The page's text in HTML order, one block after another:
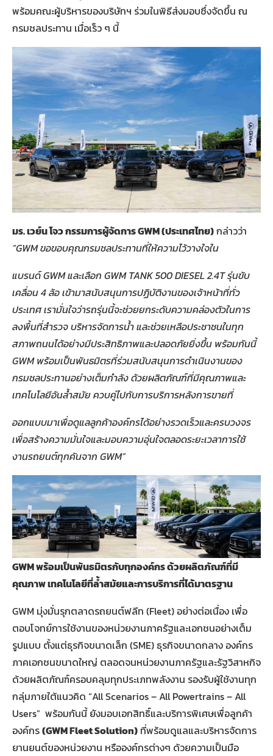
พร้อมคณะผู้บริหารของบริษัทฯ ร่วมในพิธีส่งมอบซึ่งจัดขึ้น ณ
กรมชลประทาน เมื่อเร็ว ๆ นี้
มร. เวย์น โจว กรรมการผู้จัดการGWM (ประเทศไทย)กล่าวว่า
“GWM ขอขอบคุณกรมชลประทานที่ให้ความไว้วางใจใน
แบรนด์GWM และเลือก GWM TANK 500 DIESEL 2.4T รุ่นขับ
เคลื่อน 4 ล้อ เข้ามาสนับสนุนการปฏิบัติงานของเจ้าหน้าที่ทั่ว
ประเทศ เรามั่นใจว่ารถรุ่นนี้จะช่วยยกระดับความคล่องตัวในการ
ลงพื้นที่สำรวจ บริหารจัดการน้ำ และช่วยเหลือประชาชนในทุก
สภาพถนนได้อย่างมีประสิทธิภาพและปลอดภัยยิ่งขึ้น พร้อมกันนี้
GWM พร้อมเป็นพันธมิตรที่ร่วมสนับสนุนการดำเนินงานของ
กรมชลประทานอย่างเต็มกำลัง ด้วยผลิตภัณฑ์ที่มีคุณภาพและ
เทคโนโลยีอันล้ำสมัย ควบคู่ไปกับการบริการหลังการขายที่
ออกแบบมาเพื่อดูแลลูกค้าองค์กรได้อย่างรวดเร็วและครบวงจร
เพื่อสร้างความมั่นใจและมอบความอุ่นใจตลอดระยะเวลาการใช้
งานรถยนต์ทุกคันจาก GWM”
GWM พร้อมเป็นพันธมิตรกับทุกองค์กร ด้วยผลิตภัณฑ์ที่มี
คุณภาพ เทคโนโลยีที่ล้ำสมัยและการบริการที่ได้มาตรฐาน
GWM มุ่งมั่นรุกตลาดรถยนต์ฟลีท (Fleet) อย่างต่อเนื่อง เพื่อ
ตอบโจทย์การใช้งานของหน่วยงานภาครัฐและเอกชนอย่างเต็ม
รูปแบบ ตั้งแต่ธุรกิจขนาดเล็ก (SME) ธุรกิจขนาดกลาง องค์กร
ภาคเอกชนขนาดใหญ่ ตลอดจนหน่วยงานภาครัฐและรัฐวิสาหกิจ
ด้วยผลิตภัณฑ์ครอบคลุมทุกประเภทพลังงาน รองรับผู้ใช้งานทุก
กลุ่มภายใต้แนวคิด “All Scenarios – All Powertrains – All
Users” พร้อมกันนี้ ยังมอบเอกสิทธิ์และบริการพิเศษเพื่อลูกค้า
องค์กร(GWM Fleet Solution) ที่พร้อมดูแลและบริหารจัดการ
ยานยนต์ของหน่วยงาน หรือองค์กรต่างๆ ด้วยความเป็นมือ